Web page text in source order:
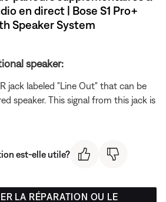
en direct | Bose S1 Pro+
Speaker System
speaker:
jack labeled "Line Out" that can be
speaker. This signal from this jack is
est-elle utile?
LA RÉPARATION OU LE